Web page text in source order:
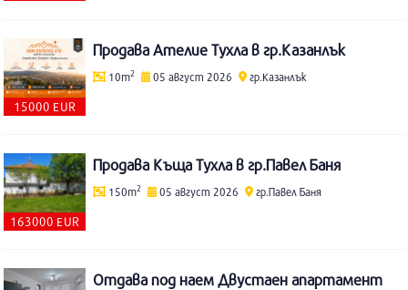
15000 EUR
Продава Ателие Тухла в гр.Казанлък
10m2 05 август 2026 гр.Казанлък
163000 EUR
Продава Къща Тухла в гр.Павел Баня
150m2 05 август 2026 гр.Павел Баня
Отдава под наем Двустаен апартамент